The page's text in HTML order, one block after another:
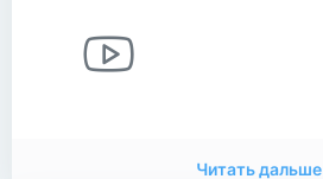
Читать дальше